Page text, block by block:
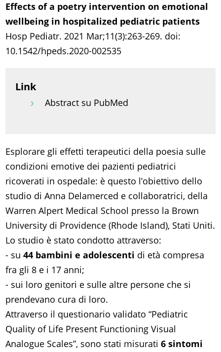
Effects of a poetry intervention on emotional
wellbeing in hospitalized pediatric patients
Hosp Pediatr. 2021 Mar;11(3):263-269. doi:
10.1542/hpeds.2020-002535
Link
Abstract su PubMed
Esplorare gli effetti terapeutici della poesia sulle
condizioni emotive dei pazienti pediatrici
ricoverati in ospedale: è questo l’obiettivo dello
studio di Anna Delamerced e collaboratrici, della
Warren Alpert Medical School presso la Brown
University di Providence (Rhode Island), Stati Uniti.
Lo studio è stato condotto attraverso:
- su44 bambini e adolescenti di età compresa
fra gli 8 e i 17 anni;
- sui loro genitori e sulle altre persone che si
prendevano cura di loro.
Attraverso il questionario validato “Pediatric
Quality of Life Present Functioning Visual
Analogue Scales”, sono stati misurati6 sintomi